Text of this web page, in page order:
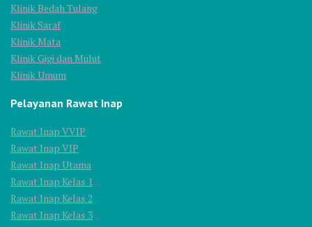
Klinik Bedah Tulang
Klinik Saraf
Klinik Mata
Klinik Gigi dan Mulut
Klinik Umum
Pelayanan Rawat Inap
Rawat Inap VVIP
Rawat Inap VIP
Rawat Inap Utama
Rawat Inap Kelas 1
Rawat Inap Kelas 2
Rawat Inap Kelas 3